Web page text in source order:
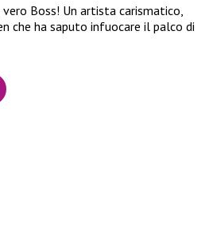
Boss! Un artista carismatico,
che ha saputo infuocare il palco di